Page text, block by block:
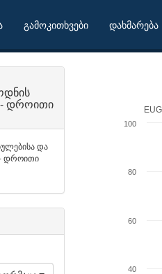
გამოკითხვები დახმარება
40
60
80
100
- დროითი
და
- დროითი